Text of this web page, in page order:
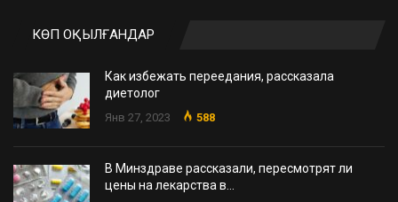
КӨП ОҚЫЛҒАНДАР
Как избежать переедания, рассказала
диетолог
Янв 27, 2023 588
В Минздраве рассказали, пересмотрят ли
цены на лекарства в…